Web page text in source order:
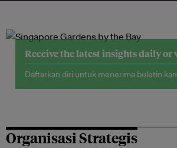
Receive the latest insights daily or
Daftarkan diri untuk menerima buletin
Organisasi Strategis